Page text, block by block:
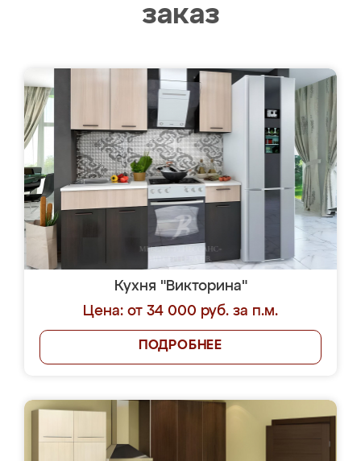
заказ
Кухня "Викторина"
Цена: от 34 000 руб. за п.м.
ПОДРОБНЕЕ